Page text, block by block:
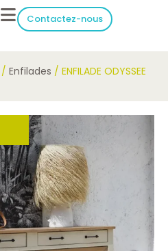
Contactez-nous
/ Enfilades / ENFILADE ODYSSEE